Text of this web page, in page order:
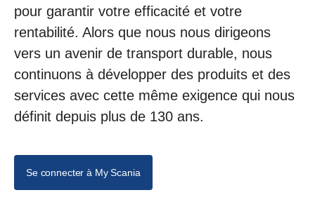
pour garantir votre efficacité et votre
rentabilité. Alors que nous nous dirigeons
vers un avenir de transport durable, nous
continuons à développer des produits et des
services avec cette même exigence qui nous
définit depuis plus de 130 ans.
Se connecter à My Scania